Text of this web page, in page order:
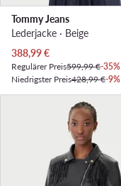
Tommy Jeans
Lederjacke · Beige
Aktueller Preis
388,99€
Regulärer Preis599,99 €-35%
Niedrigster Preis428,99 €-9%